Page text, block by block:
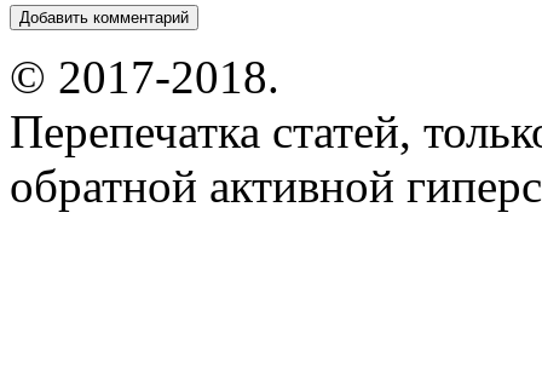
© 2017-2018.
Перепечатка статей,
обратной активной